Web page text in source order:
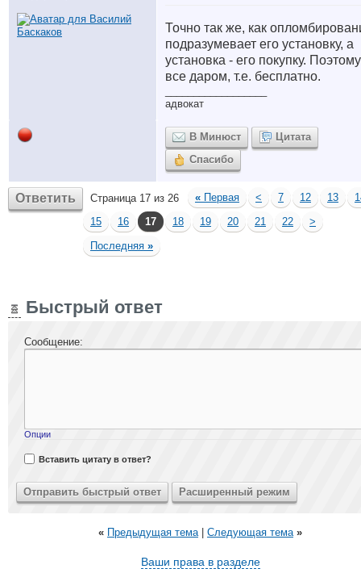
Точно так же, как
подразумевает его установку, а
установка - его покупку. Поэтому
все даром, т.е. бесплатно.
адвокат
В Минюст
Цитата
Спасибо
Ответить Страница 17 из 26 « Первая < 7 12 13
15
16 17 18 19 20 21 22
>
Последняя »
Быстрый ответ
Сообщение:
Опции
Вставить цитату в ответ?
« Предыдущая тема| Следующая тема »
Ваши права в разделе